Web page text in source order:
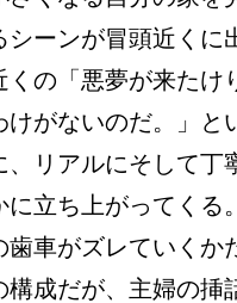
ーンが冒頭近くに
の「悪夢が来たけ
がないのだ。」と
リアルにそして丁
に立ち上がってくる
車がズレていくか
成だが、主婦の挿